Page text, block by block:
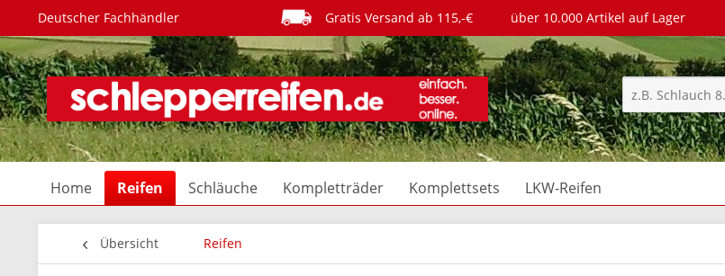
Deutscher Fachhändler Gratis Versand ab 115,-€ über 10.000 Artikel auf Lager
Home Reifen Schläuche Kompletträder Komplettsets LKW-Reifen
Übersicht Reifen